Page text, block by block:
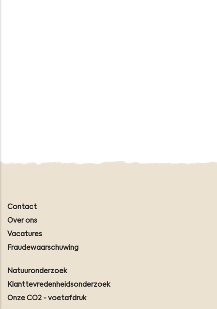
Contact
Over ons
Vacatures
Fraudewaarschuwing
Natuuronderzoek
Klanttevredenheidsonderzoek
Onze CO2 - voetafdruk